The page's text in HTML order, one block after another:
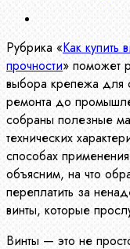
Рубрика «Как купить
прочности» поможет
выбора крепежа для
ремонта до
собраны полезные
технических
способах
объясним, на что
переплатить за
винты, которые
Винты — это не